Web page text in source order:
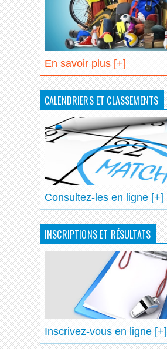
En savoir plus [+]
CALENDRIERS ET CLASSEMENTS
Consultez-les en ligne [+]
INSCRIPTIONS ET RÉSULTATS
Inscrivez-vous en ligne [+]